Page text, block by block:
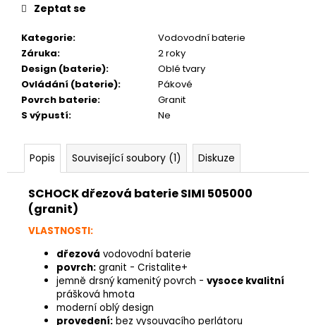
Kategorie:
Vodovodní baterie
Záruka:
2 roky
Design (baterie):
Oblé tvary
Ovládání (baterie):
Pákové
Povrch baterie:
Granit
S výpustí: Ne
Zeptat se
Popis Související soubory (1) Diskuze
SCHOCK dřezová baterie SIMI 505000
(granit)
VLASTNOSTI:
dřezová vodovodní baterie
povrch: granit - Cristalite+
jemně drsný kamenitý povrch - vysoce kvalitní
prášková hmota
moderní oblý design
provedení: bez vysouvacího perlátoru